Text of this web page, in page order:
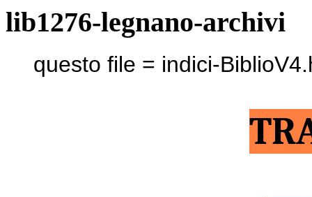
lib1276-legnano-archivi
questo file = indici-